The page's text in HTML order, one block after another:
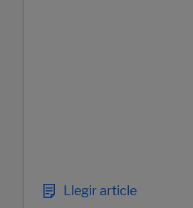
Llegir article